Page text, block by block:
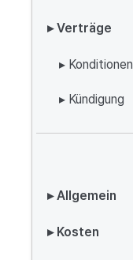
▸ Verträge
▸ Konditionen
▸ Kündigung
▸ Allgemein
▸ Kosten